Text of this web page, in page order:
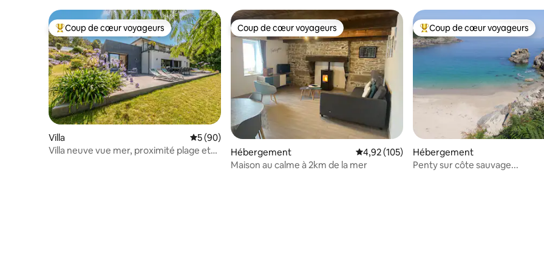
Coups de cœur voyageurs les plus appréciés
Coup de cœur voyageurs
Villa Évaluation moyenne sur la base de 90 commentaires : 5 sur 5
5 (90)
Villa neuve vue mer, proximité plage et
Coup de cœur voyageurs
Coup de cœur voyageurs
Hébergement Évaluation moyenne sur la base de 105
4,92 (105)
Maison au calme à 2km de la mer
Coups de cœur voyageurs les
Coup de cœur voyageurs
Hébergement
Penty sur côte sauvage...